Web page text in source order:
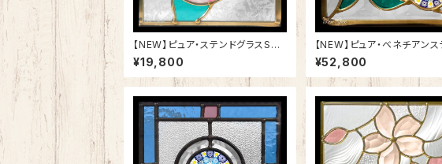
【NEW】ピュア・ステンドグラスSH-
D53
¥19,800
【NEW】ピュア・ベネチアン
グラスSH-VD28
¥52,800